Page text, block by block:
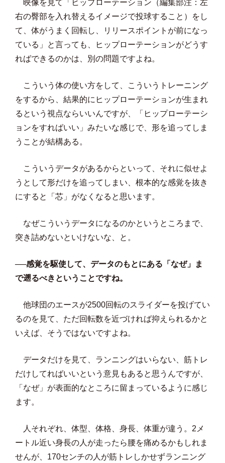
映像を見て「ヒップローテーション（編集部注：左
右の臀部を入れ替えるイメージで投球すること）をし
て、体がうまく回転し、リリースポイントが前になっ
ている」と言っても、ヒップローテーションがどうす
ればできるのかは、別の問題ですよね。
こういう体の使い方をして、こういうトレーニング
をするから、結果的にヒップローテーションが生まれ
るという視点ならいいんですが、「ヒップローテーシ
ョンをすればいい」みたいな感じで、形を追ってしま
うことが結構ある。
こういうデータがあるからといって、それに似せよ
うとして形だけを追ってしまい、根本的な感覚を抜き
にすると「芯」がなくなると思います。
なぜこういうデータになるのかというところまで、
突き詰めないといけないな、と。
──感覚を駆使して、データのもとにある「なぜ」ま
で遡るべきということですね。
他球団のエースが2500回転のスライダーを投げてい
るのを見て、ただ回転数を近づければ抑えられるかと
いえば、そうではないですよね。
データだけを見て、ランニングはいらない、筋トレ
だけしてればいいという意見もあると思うんですが、
「なぜ」が表面的なところに留まっているように感じ
ます。
人それぞれ、体型、体格、身長、体重が違う。2メ
ートル近い身長の人が走ったら腰を痛めるかもしれま
せんが、170センチの人が筋トレしかせずランニング